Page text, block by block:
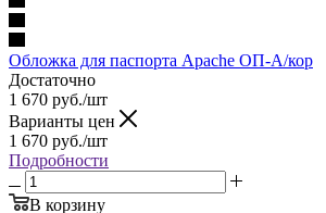
Обложка для паспорта Apache ОП-А/кор
Достаточно
1 670 руб./шт
Варианты цен
1 670 руб./шт
Подробности
В корзину